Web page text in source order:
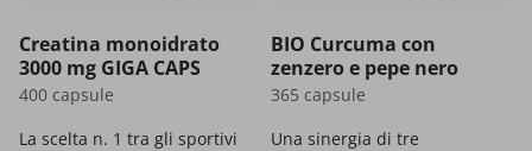
Creatina monoidrato
3000 mg GIGA CAPS
400 capsule
La scelta n. 1 tra gli sportivi
BIO Curcuma con
zenzero e pepe nero
365 capsule
Una sinergia di tre